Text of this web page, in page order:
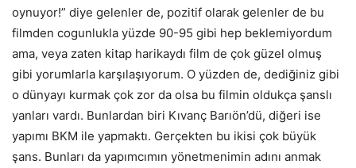
oynuyor!” diye gelenler de, pozitif olarak gelenler de bu
filmden cogunlukla yüzde 90-95 gibi hep beklemiyordum
ama, veya zaten kitap harikaydı film de çok güzel olmuş
gibi yorumlarla karşılaşıyorum. O yüzden de, dediğiniz gibi
o dünyayı kurmak çok zor da olsa bu filmin oldukça şanslı
yanları vardı. Bunlardan biri Kıvanç Barıön’dü, diğeri ise
yapımı BKM ile yapmaktı. Gerçekten bu ikisi çok büyük
şans. Bunları da yapımcımın yönetmenimin adını anmak